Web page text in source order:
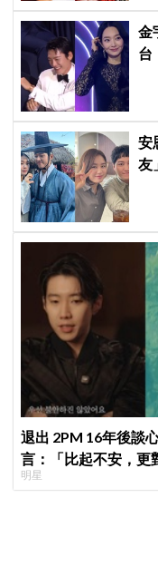
金
台
安
友
退出 2PM 16年後談
言：「比起不安，更
歉」韓網至今仍不解
明星